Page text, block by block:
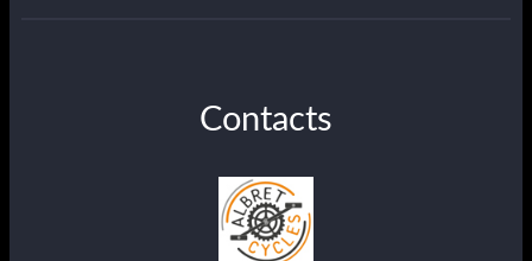
Contacts